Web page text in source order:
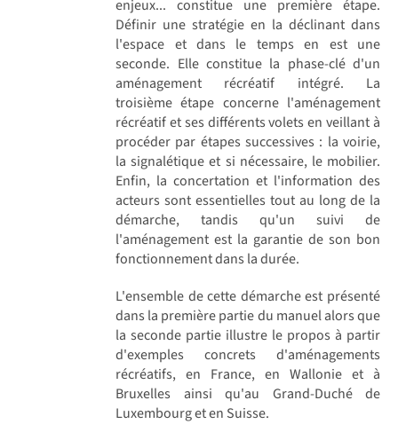
enjeux... constitue une première étape.
Définir une stratégie en la déclinant dans
l'espace et dans le temps en est une
seconde. Elle constitue la phase-clé d'un
aménagement récréatif intégré. La
troisième étape concerne l'aménagement
récréatif et ses différents volets en veillant à
procéder par étapes successives : la voirie,
la signalétique et si nécessaire, le mobilier.
Enfin, la concertation et l'information des
acteurs sont essentielles tout au long de la
démarche, tandis qu'un suivi de
l'aménagement est la garantie de son bon
fonctionnement dans la durée.
L'ensemble de cette démarche est présenté
dans la première partie du manuel alors que
la seconde partie illustre le propos à partir
d'exemples concrets d'aménagements
récréatifs, en France, en Wallonie et à
Bruxelles ainsi qu'au Grand-Duché de
Luxembourg et en Suisse.